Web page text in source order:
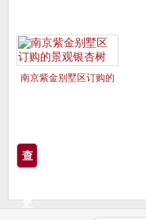
南京紫金别墅区订购的
查
更